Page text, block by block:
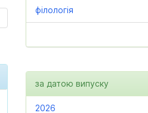
філологія
за датою випуску
2026